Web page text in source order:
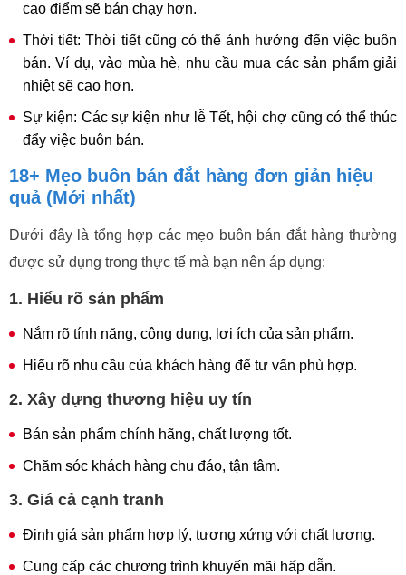
cao điểm sẽ bán chạy hơn.
Thời tiết: Thời tiết cũng có thể ảnh hưởng đến việc buôn
bán. Ví dụ, vào mùa hè, nhu cầu mua các sản phẩm giải
nhiệt sẽ cao hơn.
Sự kiện: Các sự kiện như lễ Tết, hội chợ cũng có thể thúc
đẩy việc buôn bán.
18+ Mẹo buôn bán đắt hàng đơn giản hiệu
quả (Mới nhất)
Dưới đây là tổng hợp các mẹo buôn bán đắt hàng thường
được sử dụng trong thực tế mà bạn nên áp dụng:
1. Hiểu rõ sản phẩm
Nắm rõ tính năng, công dụng, lợi ích của sản phẩm.
Hiểu rõ nhu cầu của khách hàng để tư vấn phù hợp.
2. Xây dựng thương hiệu uy tín
Bán sản phẩm chính hãng, chất lượng tốt.
Chăm sóc khách hàng chu đáo, tận tâm.
3. Giá cả cạnh tranh
Định giá sản phẩm hợp lý, tương xứng với chất lượng.
Cung cấp các chương trình khuyến mãi hấp dẫn.